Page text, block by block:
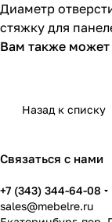
Диаметр
стяжку для
Вам также может
Назад к списку
Связаться с нами
+7 (343) 344-64-08
sales@mebelre.ru